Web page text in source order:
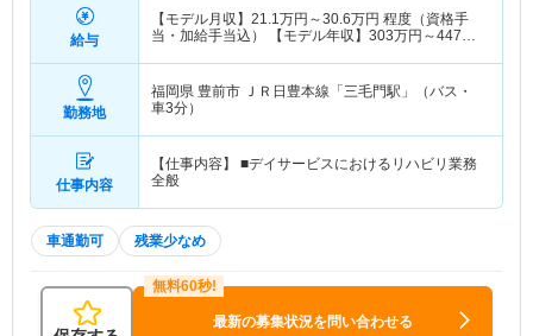
給与
【モデル月収】 21.1万円～30.6万円 程度（資格手
当・加給手当込） 【モデル年収】 303万円～447万
勤務地
福岡県 豊前市 ＪＲ日豊本線「三毛門駅」（バス・
車3分）
仕事内容
【仕事内容】 ■デイサービスにおけるリハビリ業務
全般
車通勤可 残業少なめ
最新の募集状況を問い合わせる